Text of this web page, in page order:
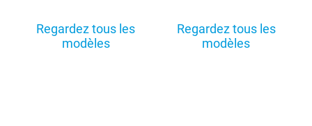
Regardez tous les
modèles
Regardez tous les
modèles